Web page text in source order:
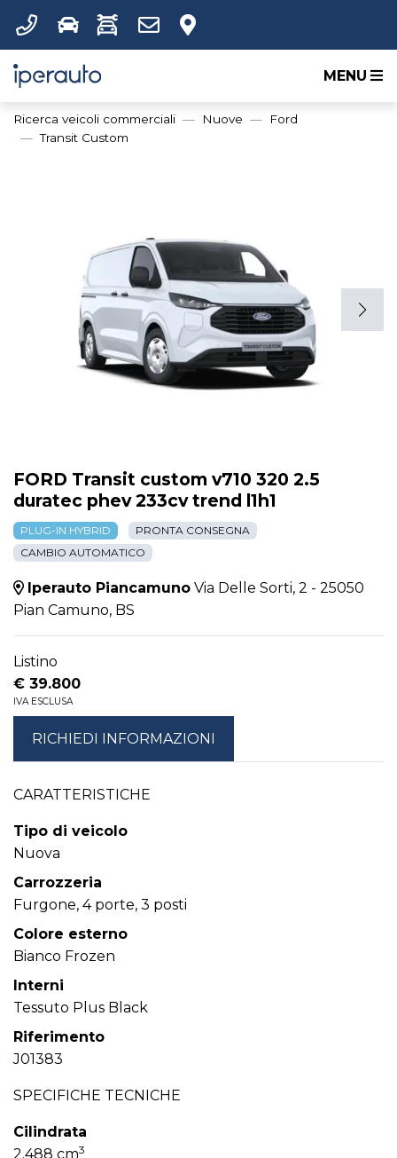
MENU
Ricerca veicoli commerciali Nuove
Ford
Transit Custom
FORD Transit custom v710 320 2.5
duratec phev 233cv trend l1h1
PLUG-IN HYBRID
PRONTA CONSEGNA
CAMBIO AUTOMATICO
Iperauto Piancamuno Via Delle Sorti, 2 - 25050
Pian Camuno, BS
Listino
€ 39.800
IVA ESCLUSA
RICHIEDI INFORMAZIONI
CARATTERISTICHE
Tipo di veicolo
Nuova
Carrozzeria
Furgone, 4 porte, 3 posti
Colore esterno
Bianco Frozen
Interni
Tessuto Plus Black
Riferimento
J01383
SPECIFICHE TECNICHE
Cilindrata
2.488 cm3